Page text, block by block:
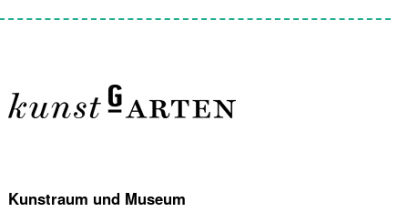
Kunstraum und Museum